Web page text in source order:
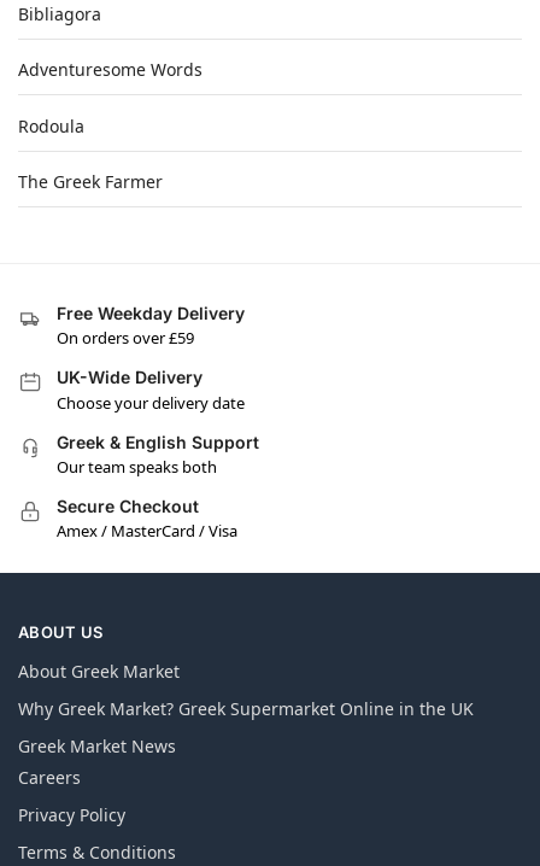
Bibliagora
Adventuresome Words
Rodoula
The Greek Farmer
Free Weekday Delivery
On orders over £59
UK-Wide Delivery
Choose your delivery date
Greek & English Support
Our team speaks both
Secure Checkout
Amex / MasterCard / Visa
ABOUT US
About Greek Market
Why Greek Market? Greek Supermarket Online in the UK
Greek Market News
Careers
Privacy Policy
Terms & Conditions